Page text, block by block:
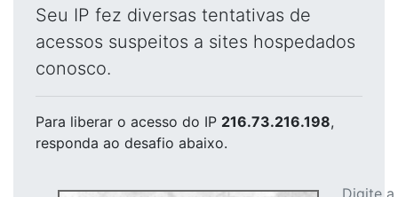
Seu IP fez diversas tentativas de
acessos suspeitos a sites hospedados
conosco.
Para liberar o acesso do IP 216.73.216.198,
responda ao desafio abaixo.
Digite